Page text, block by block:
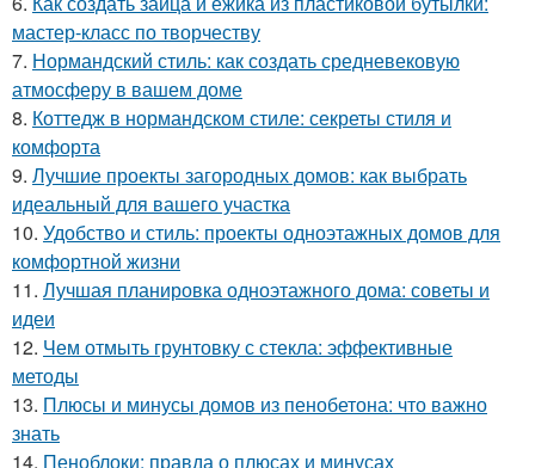
мастер-класс по творчеству
7. Нормандский стиль: как создать средневековую
атмосферу в вашем доме
8. Коттедж в нормандском стиле: секреты стиля и
комфорта
9. Лучшие проекты загородных домов: как выбрать
идеальный для вашего участка
10. Удобство и стиль: проекты одноэтажных домов для
комфортной жизни
11. Лучшая планировка одноэтажного дома: советы и
идеи
12. Чем отмыть грунтовку с стекла: эффективные
методы
13. Плюсы и минусы домов из пенобетона: что важно
знать
14. Пеноблоки: правда о плюсах и минусах